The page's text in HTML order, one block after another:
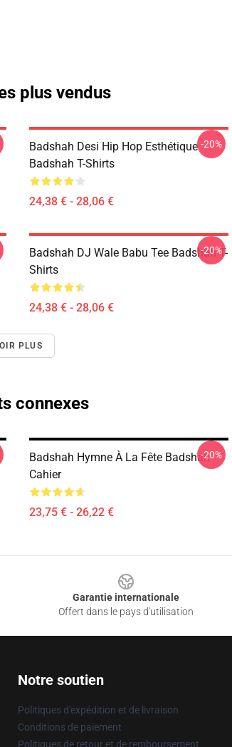
plus vendus
Badshah Desi Hip Hop Esthétique
Badshah T-Shirts
24,38 € - 28,06 €
-20%
Badshah DJ Wale Babu Tee Badshah T-
Shirts
24,38 € - 28,06 €
-20%
PLUS
connexes
Badshah Hymne À La Fête Badshah
Cahier
23,75 € - 26,22 €
-20%
Garantie internationale
Offert dans le pays d'utilisation
Notre soutien
Politiques d'expédition et de livraison
Conditions de paiement
Politiques de retour et de remboursement